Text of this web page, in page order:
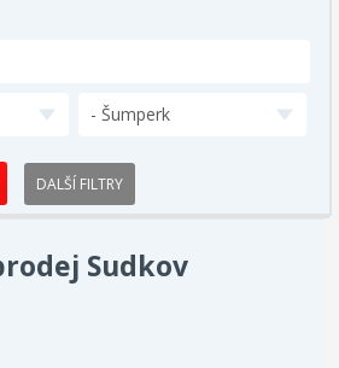
- Šumperk
DALŠÍ FILTRY
Sudkov